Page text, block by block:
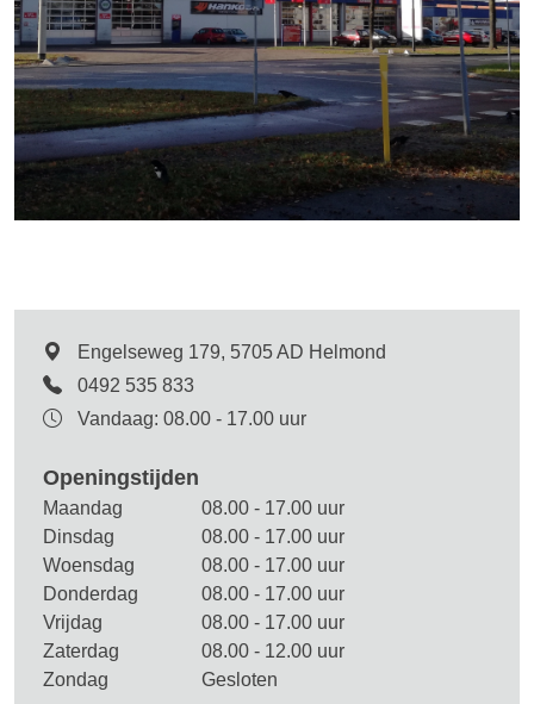
Engelseweg 179, 5705 AD Helmond
0492 535 833
Vandaag: 08.00 - 17.00 uur
Openingstijden
Maandag
08.00 - 17.00 uur
Dinsdag
08.00 - 17.00 uur
Woensdag
08.00 - 17.00 uur
Donderdag
08.00 - 17.00 uur
Vrijdag
08.00 - 17.00 uur
Zaterdag
08.00 - 12.00 uur
Zondag
Gesloten